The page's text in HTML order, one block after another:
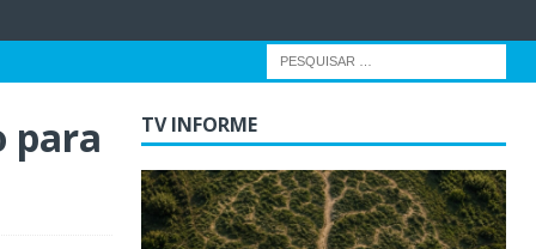
para
TV INFORME